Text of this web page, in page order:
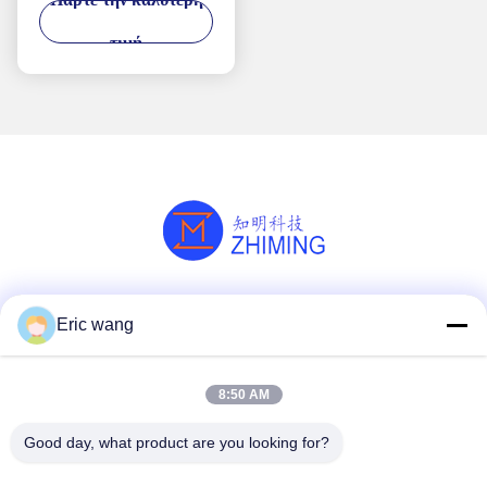
Mohs 9.0
τιμή
Τηλ.
Eric wang
8:50 AM
Good day, what product are you looking for?